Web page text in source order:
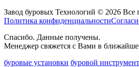
Завод буровых Технологий © 2026
Политика конфиденциальности
Спасибо. Данные получены.
Менеджер свяжется с Вами в
буровые установки буровой инструмент